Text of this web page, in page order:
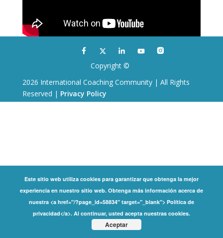
Copyright ©
2026 International Coaching Community | All Rights
Reserved | Privacy Policy
Este sitio web utiliza cookies para garantizar que obtenga la mejor
experiencia en nuestro sitio web. Obtenga más información acerca de
nuestra <a href="/?page_id=58834" target="_blank"> Política de
privacidad</a>. Al continuar, usted acepta nuestras cookies.
Aceptar